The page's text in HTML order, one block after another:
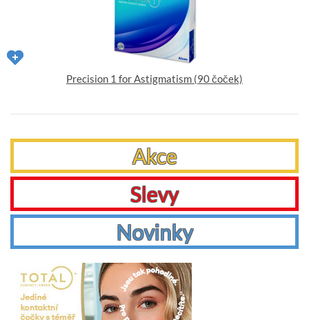
Precision 1 for Astigmatism (90 čoček)
Akce
Slevy
Novinky